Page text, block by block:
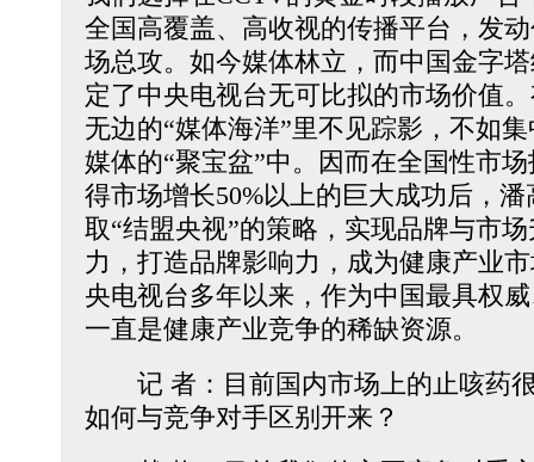
全国高覆盖、高收视的传播平台，发
场总攻。如今媒体林立，而中国金字
定了中央电视台无可比拟的市场价值
无边的“媒体海洋”里不见踪影，不如
媒体的“聚宝盆”中。因而在全国性市
得市场增长50%以上的巨大成功后，
取“结盟央视”的策略，实现品牌与市
力，打造品牌影响力，成为健康产业
央电视台多年以来，作为中国最具权
一直是健康产业竞争的稀缺资源。
记 者：目前国内市场上的止咳药
如何与竞争对手区别开来？